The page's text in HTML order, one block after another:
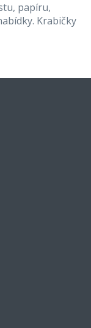
papíru,
Krabičky